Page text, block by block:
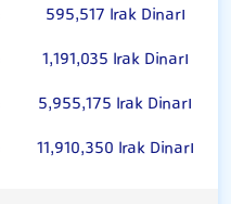
595,517 Irak Dinarı
1,191,035 Irak Dinarı
5,955,175 Irak Dinarı
11,910,350 Irak Dinarı